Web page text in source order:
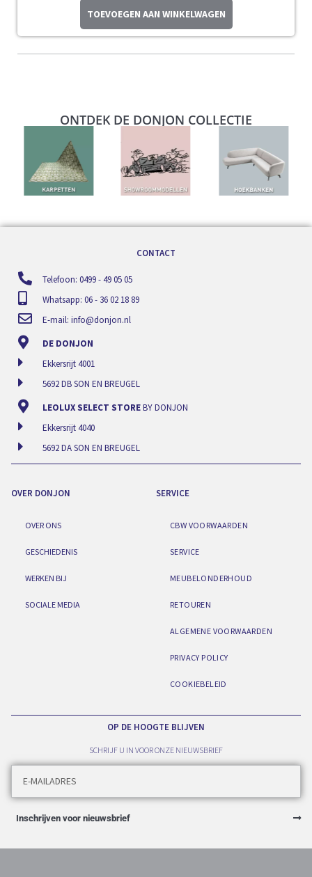
TOEVOEGEN AAN WINKELWAGEN
ONTDEK DE DONJON COLLECTIE
CONTACT
Telefoon: 0499 - 49 05 05
Whatsapp: 06 - 36 02 18 89
E-mail: info@donjon.nl
DE DONJON
Ekkersrijt 4001
5692 DB SON EN BREUGEL
LEOLUX SELECT STOREBY DONJON
Ekkersrijt 4040
5692 DA SON EN BREUGEL
OVER DONJON
OVER ONS
GESCHIEDENIS
WERKEN BIJ
SOCIALE MEDIA
SERVICE
CBW VOORWAARDEN
SERVICE
MEUBELONDERHOUD
RETOUREN
ALGEMENE VOORWAARDEN
PRIVACY POLICY
COOKIEBELEID
OP DE HOOGTE BLIJVEN
SCHRIJF U IN VOOR ONZE NIEUWSBRIEF
Inschrijven voor nieuwsbrief